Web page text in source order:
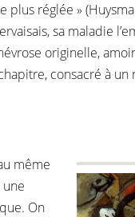
réglée »
sa maladie
originelle,
consacré à
même
On